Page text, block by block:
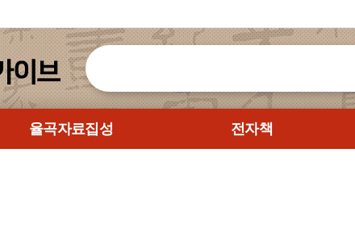
율곡자료집성 전자책